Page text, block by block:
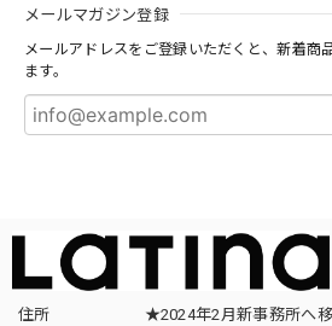
メールマガジン登録
メールアドレスをご登録いただくと、新着商
ます。
住所
★2024年2月新事務所へ